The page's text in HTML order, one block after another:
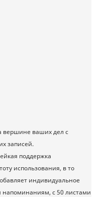
вершине ваших дел с
записей.
поддержка
использования, в то
индивидуальное
с 50 листами